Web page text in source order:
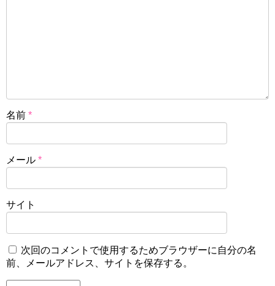
名前 *
メール *
サイト
次回のコメントで使用するためブラウザーに自分の名
前、メールアドレス、サイトを保存する。